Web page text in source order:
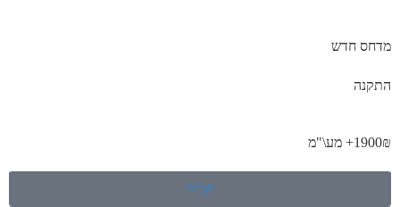
מדחס חדש
התקנה
1900₪+ מע\"מ
קנייה